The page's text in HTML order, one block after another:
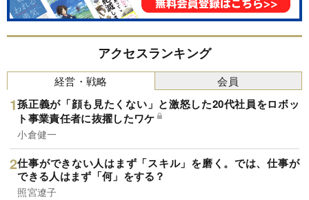
アクセスランキング
経営・戦略
孫正義が「顔も見たくない」と激怒した20代社員をロボッ
ト事業責任者に抜擢したワケ
小倉健一
仕事ができない人はまず「スキル」を磨く。では、仕事が
できる人はまず「何」をする？
照宮遼子
会員